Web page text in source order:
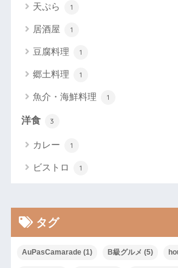
天ぷら 1
居酒屋 1
豆腐料理 1
郷土料理 1
魚介・海鮮料理 1
洋食 3
カレー 1
ビストロ 1
タグ
AuPasCamarade(1) B級グルメ (5)